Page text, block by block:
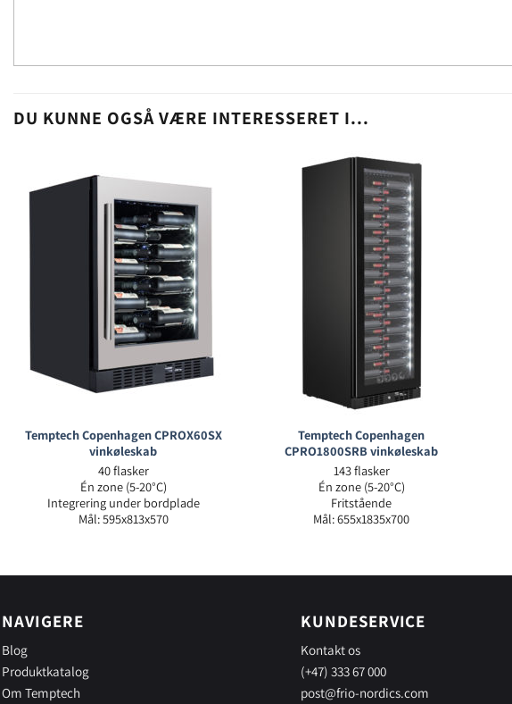
DU KUNNE OGSÅ VÆRE INTERESSERET I...
Temptech Copenhagen CPROX60SX
vinkøleskab
40 flasker
Én zone (5-20°C)
Integrering under bordplade
Mål: 595x813x570
Temptech Copenhagen
CPRO1800SRB vinkøleskab
143 flasker
Én zone (5-20°C)
Fritstående
Mål: 655x1835x700
NAVIGERE
Blog
Produktkatalog
Om Temptech
KUNDESERVICE
Kontakt os
(+47) 333 67 000
post@frio-nordics.com